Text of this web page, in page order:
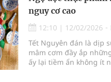
nguy cơ cao
12:10 | 12/02/2026
Tết Nguyên đán là dịp
mâm cơm đầy ắp
ấy lại tiềm ẩn không ít